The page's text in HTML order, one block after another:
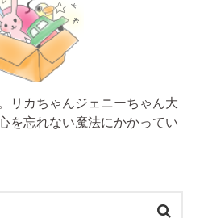
リカちゃんジェニーちゃん大
を忘れない魔法にかかってい